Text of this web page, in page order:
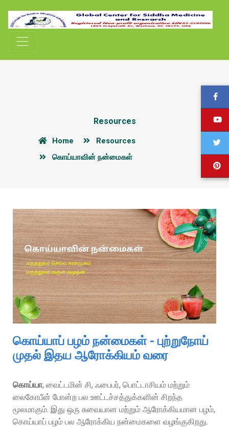
Resources
Home
Resources
கொய்யாவின் நன்மைகள்
கொய்யாப் பழம் நன்மைகள் - புற்றுநோய்
முதல் இதய ஆரோக்கியம் வரை
கொய்யா, வைட்டமின் சி, ஃபைபர், பொட்டாசியம் மற்றும்
லைகோபீன் போன்ற பல ஊட்டச்சத்துக்களின் சிறந்த
மூலமாகும். இது ஒரு சுவையான மற்றும் ஆரோக்கியமான பழம்,
கொய்யாப் பழம் பல ஆரோக்கிய நன்மைகளை வழங்குகிறது.